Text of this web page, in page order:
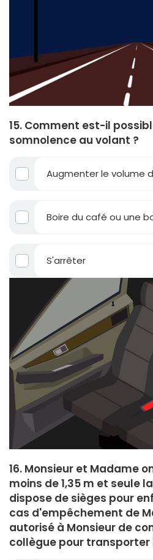
15. Comment est-il
somnolence au volant ?
Augmenter le volume
Boire du café ou une
S'arrêter
16. Monsieur et Madame
moins de 1,35 m et seule
dispose de sièges pour
cas d'empêchement de
autorisé à Monsieur de
collègue pour